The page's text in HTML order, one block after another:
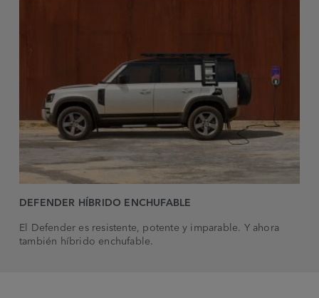
DEFENDER HÍBRIDO ENCHUFABLE
El Defender es resistente, potente y imparable. Y ahora
también híbrido enchufable.